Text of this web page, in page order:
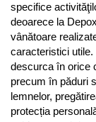
specifice
deoarece la
vânătoare
caracteristici
descurca în orice
precum în păduri
lemnelor,
protecția